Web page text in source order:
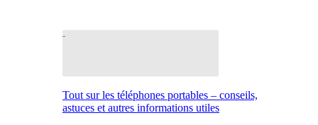
Tout sur les téléphones portables – conseils,
astuces et autres informations utiles